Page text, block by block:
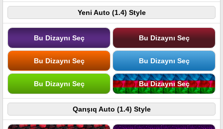
Yeni Auto (1.4) Style
Bu Dizaynı Seç Bu Dizaynı Seç
Bu Dizaynı Seç Bu Dizaynı Seç
Bu Dizaynı Seç Bu Dizaynı Seç
Qarışıq Auto (1.4) Style